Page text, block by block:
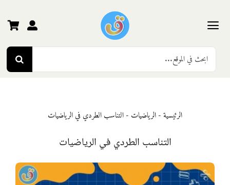
content
Toggle
Navigation
الرئيسية
المرحلة الثانية
Search
for:
الرئيسية-الرياضيات -التناسب الطردي في الرياضيات
التناسب الطردي في الرياضيات